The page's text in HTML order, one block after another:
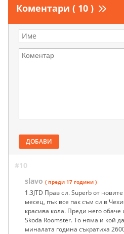
Коментари ( 10 )
ДОБАВИ
#10
slavo ( преди 17 години )
1.3JTD Прав си. Superb от
месец, пък все пак съм си в
красива кола. Преди него
Skoda Roomster. То няма и кой
миналата година съкратиха